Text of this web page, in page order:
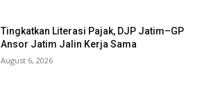
Tingkatkan Literasi Pajak, DJP Jatim–GP
Ansor Jatim Jalin Kerja Sama
August 6, 2026